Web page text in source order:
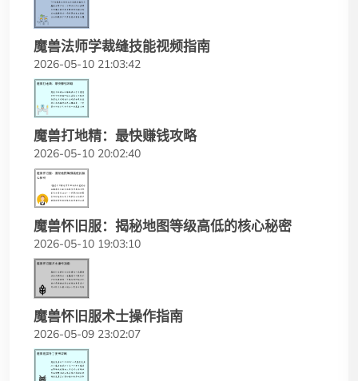
魔兽法师学裁缝技能视频指南
2026-05-10 21:03:42
魔兽打地精：最快赚钱攻略
2026-05-10 20:02:40
魔兽怀旧服：揭秘地图等级高低的核心秘密
2026-05-10 19:03:10
魔兽怀旧服术士操作指南
2026-05-09 23:02:07